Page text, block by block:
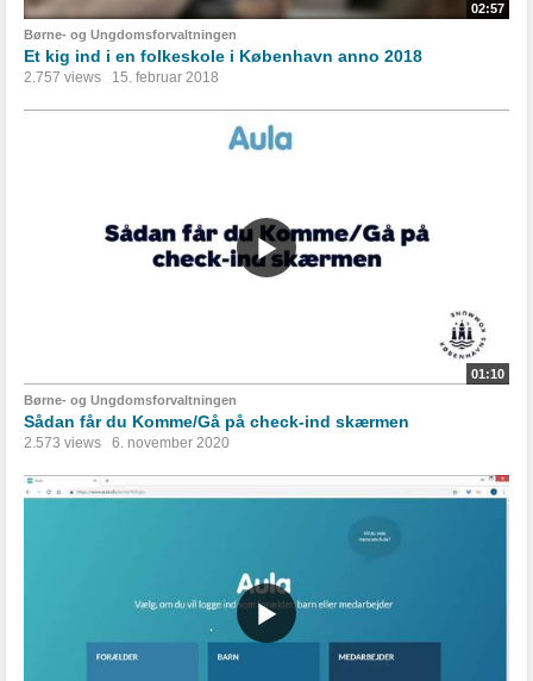
02:57
Børne- og Ungdomsforvaltningen
Et kig ind i en folkeskole i København anno 2018
2.757 views 15. februar 2018
01:10
Børne- og Ungdomsforvaltningen
Sådan får du Komme/Gå på check-ind skærmen
2.573 views 6. november 2020